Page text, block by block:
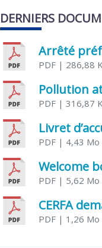
DERNIERS
PDF | 286,88
Pollution
PDF | 316,87
Livret
PDF | 4,43 Mo
Welcome
PDF | 5,62 Mo
PDF | 1,26 Mo